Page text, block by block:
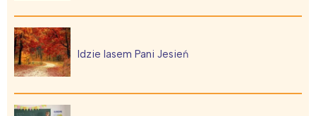
Idzie lasem Pani Jesień